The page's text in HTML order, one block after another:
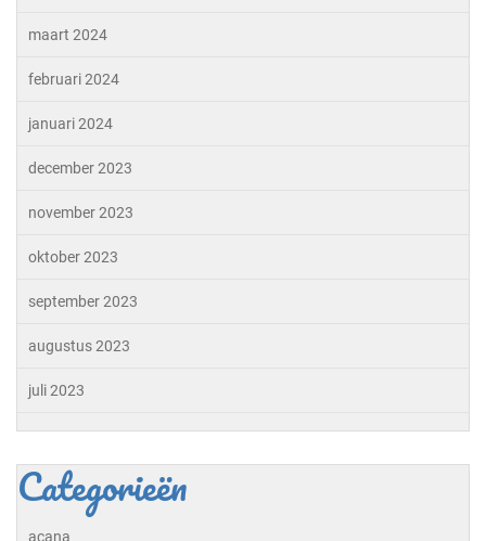
maart 2024
februari 2024
januari 2024
december 2023
november 2023
oktober 2023
september 2023
augustus 2023
juli 2023
Categorieën
acana